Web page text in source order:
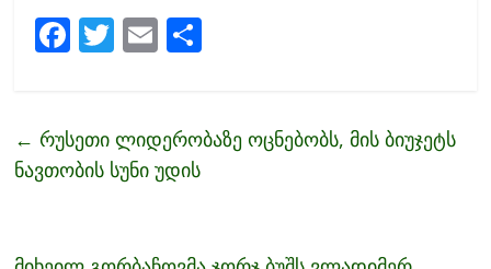
F
b
o
T
er
E
l e
← რუსეთი ლიდერობაზე ოცნებობს, მის ბიუჯეტს
ნავთობის სუნი უდის